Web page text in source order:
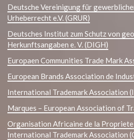
Deutsche Vereinigung für
Urheberrecht e.V. (GRUR)
Deutsches Institut zum Schutz von
Herkunftsangaben e. V. (DIGH)
Europaen Communities Trade Mark
European Brands Association de
International Trademark Association
Marques – European Association of
Organisation Africaine de la
International Trademark Association